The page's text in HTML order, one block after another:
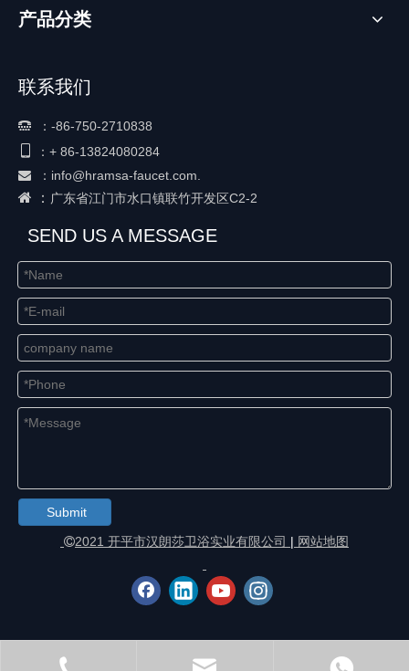
产品分类
联系我们
 ： -86-750-2710838
： + 86-13824080284
 ： info@hramsa-faucet.com.
 ： 广东省江门市水口镇联竹开发区C2-2
SEND US A MESSAGE
Submit
2021 开平市汉朗莎卫浴实业有限公司 | 网站地图